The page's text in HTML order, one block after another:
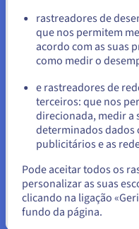
Alemanha e na
posicionado na
OVHcloud explora
servidores num
quadrados, situado
datacenters em todo
disponibilidade dos
permanente. Além
27017, 27018 e 27701
certificação C5 do
para as Tecnologias
Aceder ao website
us.ovhcloud.com/
Ficar no website
Selecionar outro
rastreadores de
que nos permitem
acordo com as suas
como medir o
e rastreadores de
terceiros: que nos
direcionada, medir a
determinados dados
publicitários e as
Pode aceitar todos os
personalizar as suas
clicando na ligação
fundo da página.